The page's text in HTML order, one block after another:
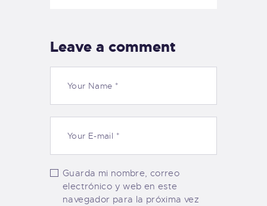
Leave a comment
Guarda mi nombre, correo
electrónico y web en este
navegador para la próxima vez